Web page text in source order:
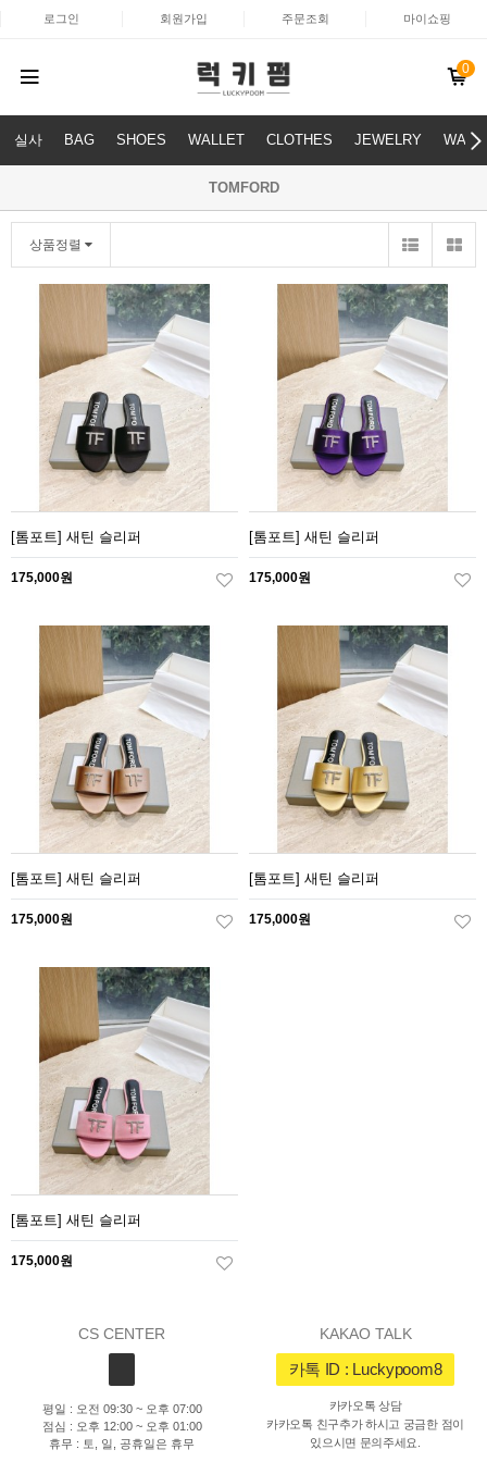
로그인 회원가입 주문조회 마이쇼핑
0
실사 BAG SHOES WALLET CLOTHES JEWELRY
TOMFORD
상품정렬
[톰포트] 새틴 슬리퍼
175,000원
[톰포트] 새틴 슬리퍼
175,000원
[톰포트] 새틴 슬리퍼
175,000원
[톰포트] 새틴 슬리퍼
175,000원
[톰포트] 새틴 슬리퍼
175,000원
CS CENTER
평일 : 오전 09:30 ~ 오후 07:00
점심 : 오후 12:00 ~ 오후 01:00
휴무 : 토, 일, 공휴일은 휴무
KAKAO TALK
카톡 ID : Luckypoom8
카카오톡 상담
카카오톡 친구추가 하시고 궁금한 점이
있으시면 문의주세요.